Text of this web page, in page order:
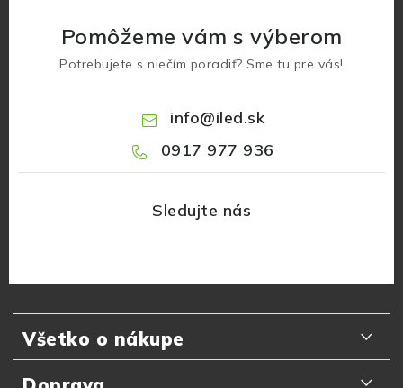
Pomôžeme vám s výberom
Potrebujete s niečím poradiť? Sme tu pre vás!
info@iled.sk
0917 977 936
Všetko o nákupe
Odporúčania zákazníkov